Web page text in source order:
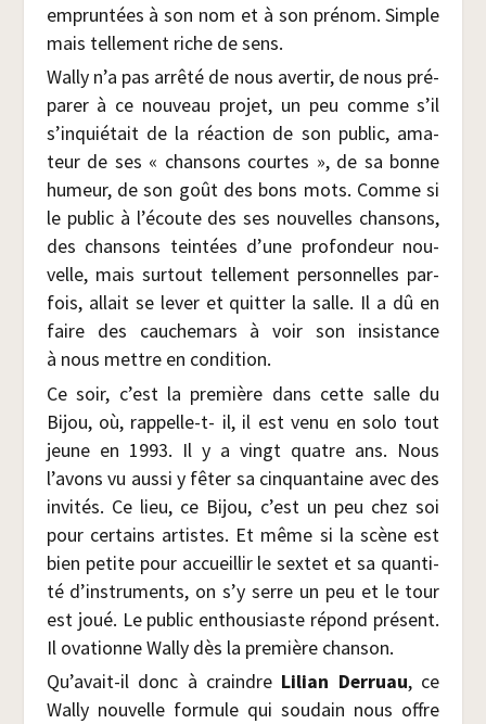
emprun­tées à son nom et à son pré­nom. Simple
mais tel­le­ment riche de sens.
Wal­ly n’a pas arrê­té de nous aver­tir, de nous pré­
pa­rer à ce nou­veau pro­jet, un peu comme s’il
s’inquiétait de la réac­tion de son public, ama­
teur de ses « chan­sons courtes », de sa bonne
humeur, de son goût des bons mots. Comme si
le public à l’écoute des ses nou­velles chan­sons,
des chan­sons tein­tées d’une pro­fon­deur nou­
velle, mais sur­tout tel­le­ment per­son­nelles par­
fois, allait se lever et quit­ter la salle. Il a dû en
faire des cau­che­mars à voir son insis­tance
à nous mettre en condition.
Ce soir, c’est la pre­mière dans cette salle du
Bijou, où, rap­pelle-t- il, il est venu en solo tout
jeune en 1993. Il y a vingt quatre ans. Nous
l’avons vu aus­si y fêter sa cin­quan­taine avec des
invi­tés. Ce lieu, ce Bijou, c’est un peu chez soi
pour cer­tains artistes. Et même si la scène est
bien petite pour accueillir le sex­tet et sa quan­ti­
té d’instruments, on s’y serre un peu et le tour
est joué. Le public enthou­siaste répond pré­sent.
Il ova­tionne Wal­ly dès la pre­mière chanson.
Qu’avait-il donc à craindre Lilian Der­ruau, ce
Wal­ly nou­velle for­mule qui sou­dain nous offre